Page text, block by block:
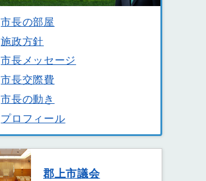
市長の部屋
施政方針
市長メッセージ
市長交際費
市長の動き
プロフィール
郡上市議会